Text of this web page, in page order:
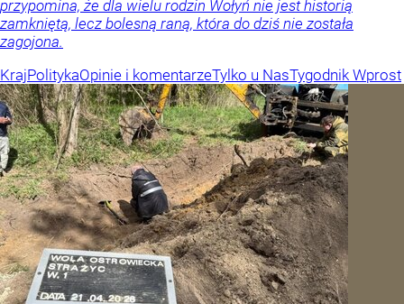
przypomina, że dla wielu rodzin Wołyń nie jest historią
zamkniętą, lecz bolesną raną, która do dziś nie została
zagojona.
KrajPolitykaOpinie i komentarzeTylko u NasTygodnik Wprost